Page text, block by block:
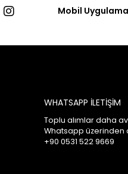
Mobil
WHATSAPP İLETİŞİM
Toplu alımlar daha
Whatsapp üzerinden
+90 0531 522 9669